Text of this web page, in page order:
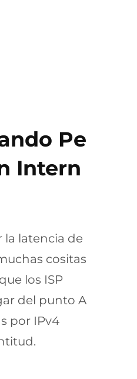
Pe
Intern
la latencia de
cositas
los ISP
del punto A
por IPv4